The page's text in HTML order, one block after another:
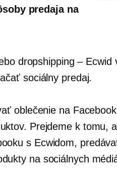
predaja na
dropshipping – Ecwid
sociálny predaj.
oblečenie na
Prejdeme k tomu,
s Ecwidom,
na sociálnych